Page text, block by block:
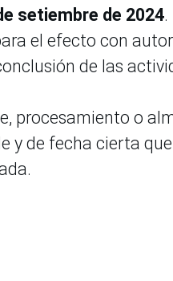
setiembre de 2024
el efecto con
de las
procesamiento o
y de fecha cierta